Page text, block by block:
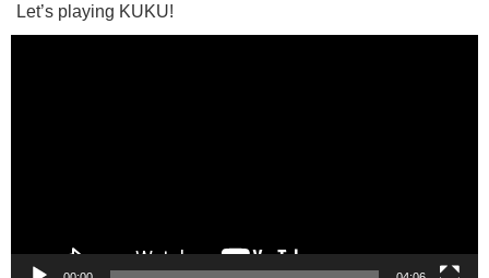
Let’s playing KUKU!